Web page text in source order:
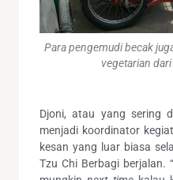
Para pengemudi becak
vegetarian
Djoni, atau yang sering
menjadi koordinator
kesan yang luar biasa
Tzu Chi Berbagi berjalan.